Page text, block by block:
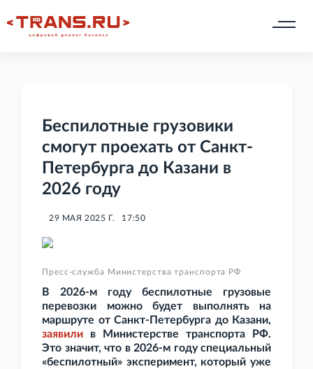
Беспилотные грузовики
смогут проехать от Санкт-
Петербурга до Казани в
2026 году
29 МАЯ 2025 Г. 17:50
Пресс-служба Министерства транспорта РФ
В 2026-м году беспилотные грузовые
перевозки можно будет выполнять на
маршруте от Санкт-Петербурга до Казани,
заявили в Министерстве транспорта
РФ.
Это значит, что в 2026-м году специальный
«беспилотный» эксперимент, который уже